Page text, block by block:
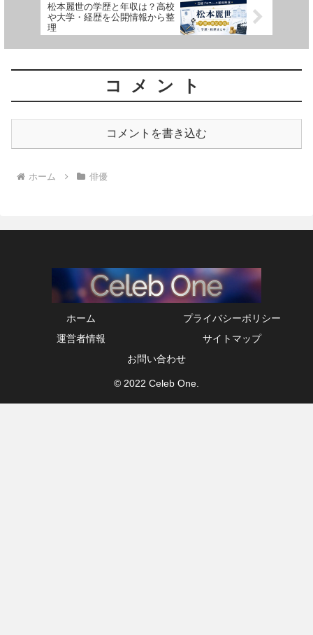
松本麗世の学歴と年収は？高校
や大学・経歴を公開情報から整
理
コメント
コメントを書き込む
ホーム 俳優
ホーム
プライバシーポリシー
運営者情報
サイトマップ
お問い合わせ
© 2022 Celeb One.